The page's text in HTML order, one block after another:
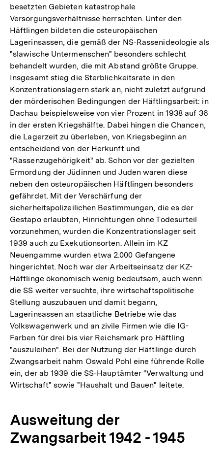
besetzten Gebieten katastrophale
Versorgungsverhältnisse herrschten. Unter den
Häftlingen bildeten die osteuropäischen
Lagerinsassen, die gemäß der NS-Rassenideologie als
"slawische Untermenschen" besonders schlecht
behandelt wurden, die mit Abstand größte Gruppe.
Insgesamt stieg die Sterblichkeitsrate in den
Konzentrationslagern stark an, nicht zuletzt aufgrund
der mörderischen Bedingungen der Häftlingsarbeit: in
Dachau beispielsweise von vier Prozent in 1938 auf 36
in der ersten Kriegshälfte. Dabei hingen die Chancen,
die Lagerzeit zu überleben, von Kriegsbeginn an
entscheidend von der Herkunft und
"Rassenzugehörigkeit" ab. Schon vor der gezielten
Ermordung der Jüdinnen und Juden waren diese
neben den osteuropäischen Häftlingen besonders
gefährdet. Mit der Verschärfung der
sicherheitspolizeilichen Bestimmungen, die es der
Gestapo erlaubten, Hinrichtungen ohne Todesurteil
vorzunehmen, wurden die Konzentrationslager seit
1939 auch zu Exekutionsorten. Allein im KZ
Neuengamme wurden etwa 2.000 Gefangene
hingerichtet. Noch war der Arbeitseinsatz der KZ-
Häftlinge ökonomisch wenig bedeutsam, auch wenn
die SS weiter versuchte, ihre wirtschaftspolitische
Stellung auszubauen und damit begann,
Lagerinsassen an staatliche Betriebe wie das
Volkswagenwerk und an zivile Firmen wie die IG-
Farben für drei bis vier Reichsmark pro Häftling
"auszuleihen". Bei der Nutzung der Häftlinge durch
Zwangsarbeit nahm Oswald Pohl eine führende Rolle
ein, der ab 1939 die SS-Hauptämter "Verwaltung und
Wirtschaft" sowie "Haushalt und Bauen" leitete.
Ausweitung der
Zwangsarbeit 1942 - 1945